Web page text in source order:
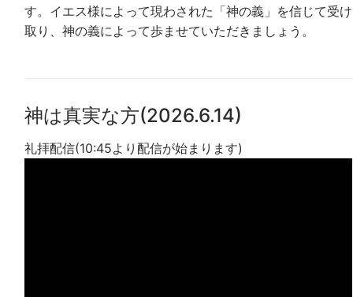
す。イエス様によって現わされた「神の義」を信じて受け
取り、神の義によって歩ませていただきましょう。
神は真実な方(2026.6.14)
礼拝配信(10:45より配信が始まります)